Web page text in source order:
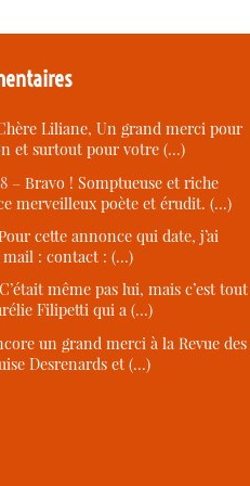
Liliane, Un grand merci pour
et surtout pour votre (…)
– Bravo ! Somptueuse et riche
merveilleux poète et érudit. (…)
cette annonce qui date, j’ai
mail : contact : (…)
C’était même pas lui, mais c’est tout
Filipetti qui a (…)
un grand merci à la Revue des
Desrenards et (…)